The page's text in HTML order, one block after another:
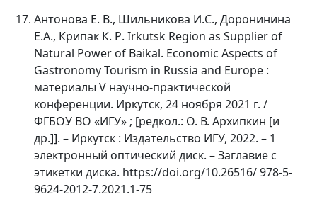
Антонова Е. В., Шильникова И.С., Доронинина
Е.А., Крипак К. Р. Irkutsk Region as Supplier оf
Natural Power of Baikal. Economic Aspects of
Gastronomy Tourism in Russia and Europe :
материалы V научно-практической
конференции. Иркутск, 24 ноября 2021 г. /
ФГБОУ ВО «ИГУ» ; [редкол.: О. В. Архипкин [и
др.]]. – Иркутск : Издательство ИГУ, 2022. – 1
электронный оптический диск. – Заглавие с
этикетки диска. https://doi.org/10.26516/ 978-5-
9624-2012-7.2021.1-75